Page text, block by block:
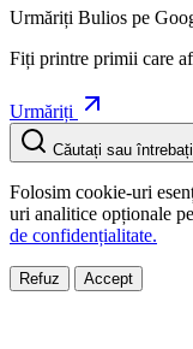
Urmăriți Bulios pe
Fiți printre primii care
Urmăriți
Căutați sau
Folosim cookie-uri
uri analitice opționale
de confidențialitate.
Refuz Accept